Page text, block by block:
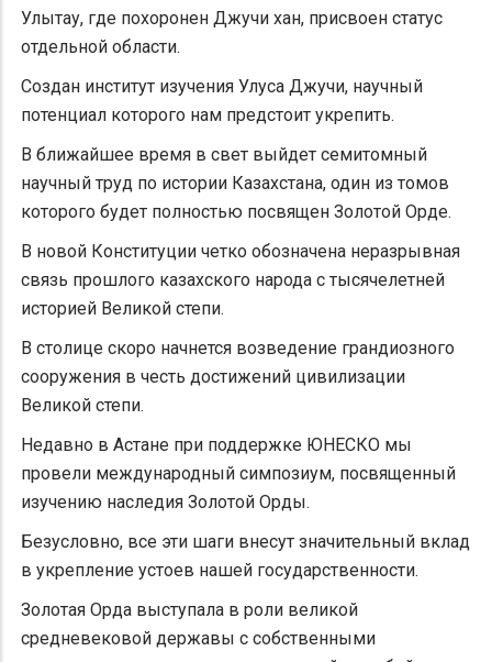
Улытау, где похоронен Джучи хан, присвоен статус
отдельной области.
Создан институт изучения Улуса Джучи, научный
потенциал которого нам предстоит укрепить.
В ближайшее время в свет выйдет семитомный
научный труд по истории Казахстана, один из томов
которого будет полностью посвящен Золотой Орде.
В новой Конституции четко обозначена неразрывная
связь прошлого казахского народа с тысячелетней
историей Великой степи.
В столице скоро начнется возведение грандиозного
сооружения в честь достижений цивилизации
Великой степи.
Недавно в Астане при поддержке ЮНЕСКО мы
провели международный симпозиум, посвященный
изучению наследия Золотой Орды.
Безусловно, все эти шаги внесут значительный вклад
в укрепление устоев нашей государственности.
Золотая Орда выступала в роли великой
средневековой державы с собственными